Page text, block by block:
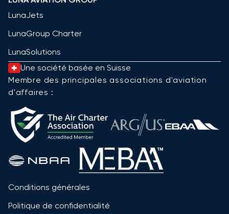
LunaJets
LunaGroup Charter
LunaSolutions
Une société basée en Suisse
Membre des principales associations d'aviation
d'affaires :
Conditions générales
Politique de confidentialité